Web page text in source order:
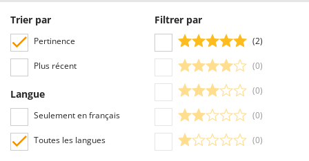
Trier par
Pertinence
Plus récent
Langue
Seulement en français
Toutes les langues
Filtrer par
(2)
(0)
(0)
(0)
(0)